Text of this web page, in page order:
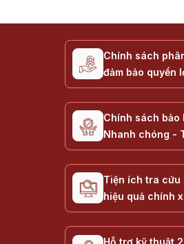
Chính sách
đảm bảo quyền
Chính sách bảo
Nhanh chóng -
Tiện ích tra cứu
hiệu quả chính
Hỗ trợ kỹ thuật